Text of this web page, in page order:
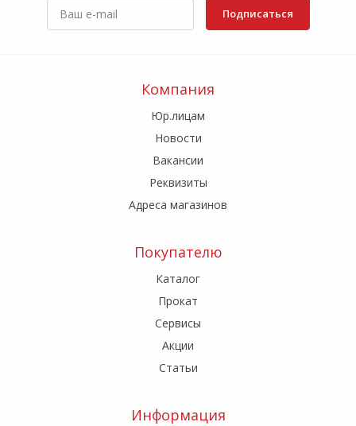
Подписаться
Компания
Юр.лицам
Новости
Вакансии
Реквизиты
Адреса магазинов
Покупателю
Каталог
Прокат
Сервисы
Акции
Статьи
Информация